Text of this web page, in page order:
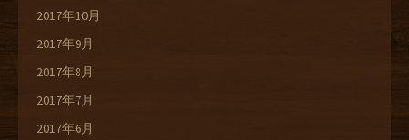
2017年10月
2017年9月
2017年8月
2017年7月
2017年6月